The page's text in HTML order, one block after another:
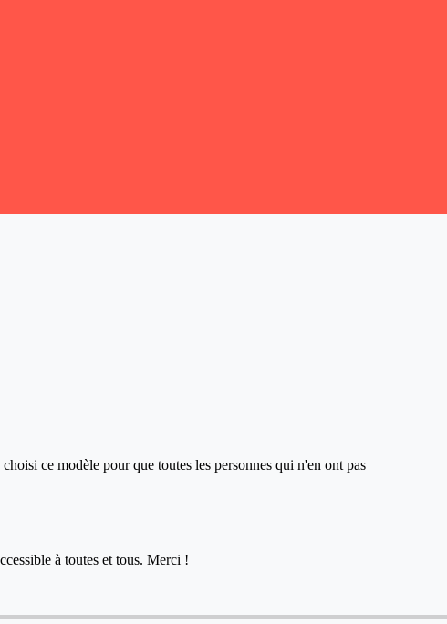
ce modèle pour que toutes les personnes qui n'en ont pas
à toutes et tous. Merci !